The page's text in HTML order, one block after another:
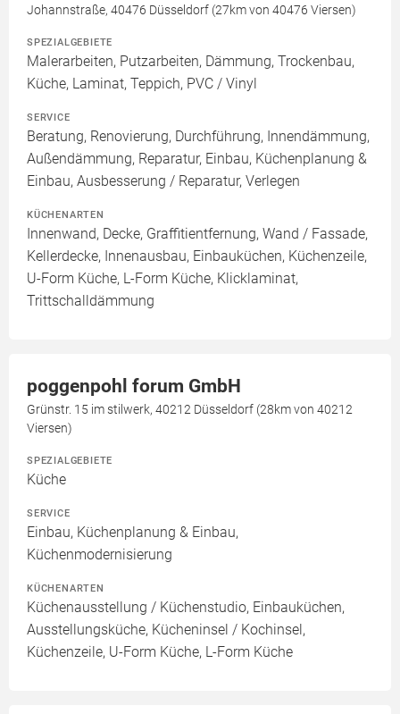
Johannstraße, 40476 Düsseldorf (27km von 40476 Viersen)
SPEZIALGEBIETE
Malerarbeiten, Putzarbeiten, Dämmung, Trockenbau,
Küche, Laminat, Teppich, PVC / Vinyl
SERVICE
Beratung, Renovierung, Durchführung, Innendämmung,
Außendämmung, Reparatur, Einbau, Küchenplanung &
Einbau, Ausbesserung / Reparatur, Verlegen
KÜCHENARTEN
Innenwand, Decke, Graffitientfernung, Wand / Fassade,
Kellerdecke, Innenausbau, Einbauküchen, Küchenzeile,
U-Form Küche, L-Form Küche, Klicklaminat,
Trittschalldämmung
poggenpohl forum GmbH
Grünstr. 15 im stilwerk, 40212 Düsseldorf (28km von 40212
Viersen)
SPEZIALGEBIETE
Küche
SERVICE
Einbau, Küchenplanung & Einbau,
Küchenmodernisierung
KÜCHENARTEN
Küchenausstellung / Küchenstudio, Einbauküchen,
Ausstellungsküche, Kücheninsel / Kochinsel,
Küchenzeile, U-Form Küche, L-Form Küche